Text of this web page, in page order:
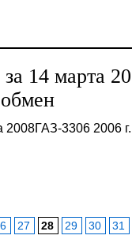
14 марта
3306 2006
27 28 29 30
31